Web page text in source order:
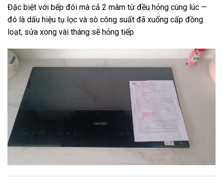
Đặc biệt với bếp đôi mà cả 2 mâm từ đều hỏng cùng lúc —
đó là dấu hiệu tụ lọc và sò công suất đã xuống cấp đồng
loạt, sửa xong vài tháng sẽ hỏng tiếp.